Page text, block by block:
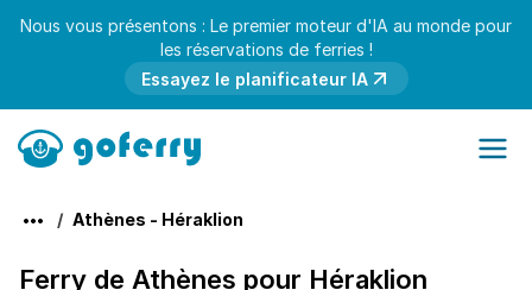
Nous vous présentons : Le premier moteur d'IA au monde pour
les réservations de ferries !
Essayez le planificateur IA
Athènes - Héraklion
Ferry de Athènes pour Héraklion